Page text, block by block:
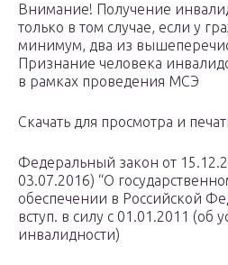
Внимание! Получение
только в том случае, если у
минимум, два из
Признание человека
в рамках проведения МСЭ
Скачать для просмотра и
Федеральный закон от
03.07.2016) “О
обеспечении в Российской
вступ. в силу с 01.01.2011 (об
инвалидности)